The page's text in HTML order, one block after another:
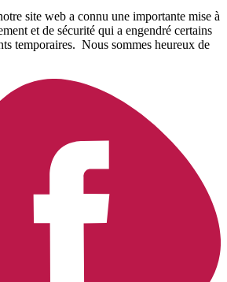
site web a connu une importante mise à
et de sécurité qui a engendré certains
temporaires. Nous sommes heureux de